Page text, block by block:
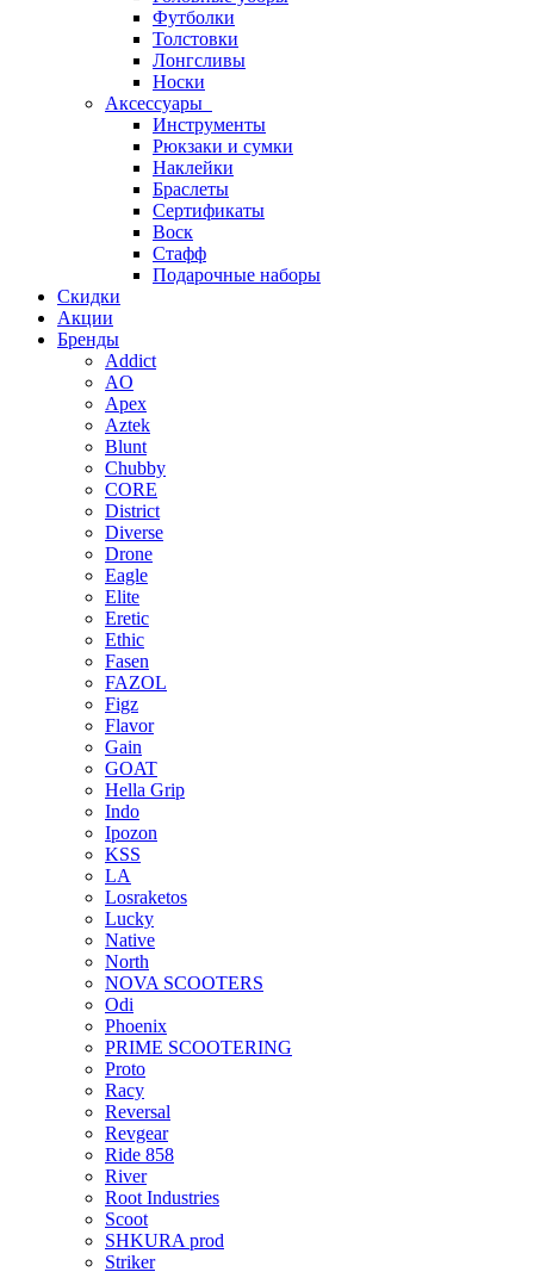
Футболки
Толстовки
Лонгсливы
Носки
Аксессуары
Инструменты
Рюкзаки и сумки
Наклейки
Браслеты
Сертификаты
Воск
Стафф
Подарочные наборы
Скидки
Акции
Бренды
Addict
AO
Apex
Aztek
Blunt
Chubby
CORE
District
Diverse
Drone
Eagle
Elite
Eretic
Ethic
Fasen
FAZOL
Figz
Flavor
Gain
GOAT
Hella Grip
Indo
Ipozon
KSS
LA
Losraketos
Lucky
Native
North
NOVA SCOOTERS
Odi
Phoenix
PRIME SCOOTERING
Proto
Racy
Reversal
Revgear
Ride 858
River
Root Industries
Scoot
SHKURA рrоd
Striker